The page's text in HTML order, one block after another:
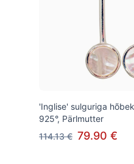
'Inglise' sulguriga
925°, Pärlmutter
114.13 € 79.90 €